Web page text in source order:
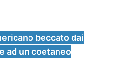
beccato dai
ad un coetaneo